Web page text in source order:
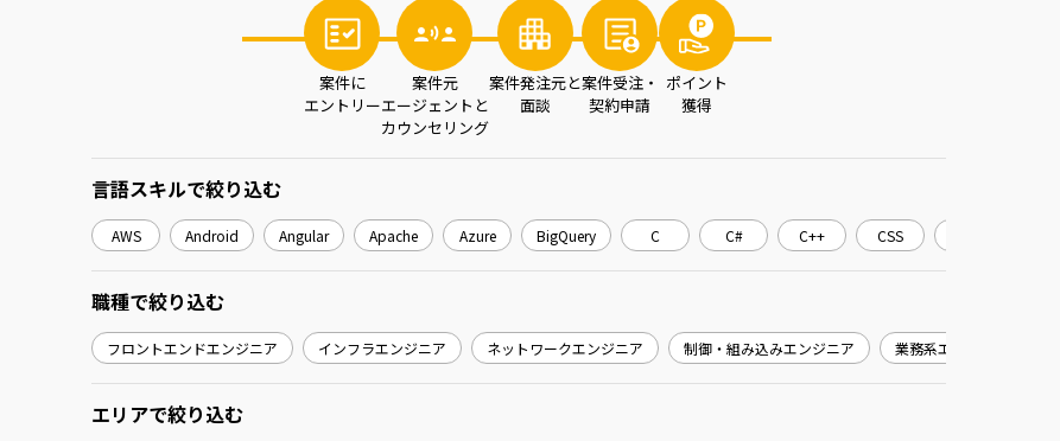
案件に
エントリー
案件元
エージェントと
カウンセリング
案件発注元と
面談
案件受注・
契約申請
ポイント
獲得
言語スキルで絞り込む
AWS Android Angular Apache Azure BigQuery C C# C++ CSS
職種で絞り込む
フロントエンドエンジニア インフラエンジニア ネットワークエンジニア 制御・組み込みエンジニア 業務系エンジニア
エリアで絞り込む